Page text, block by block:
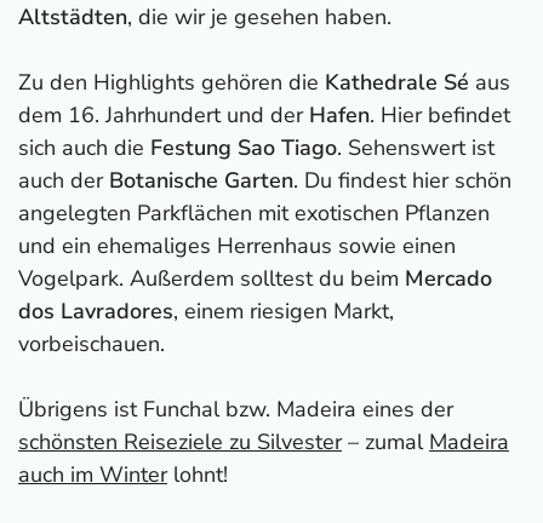
Altstädten, die wir je gesehen haben.
Zu den Highlights gehören die Kathedrale Sé aus
dem 16. Jahrhundert und der Hafen. Hier befindet
sich auch die Festung Sao Tiago. Sehenswert ist
auch der Botanische Garten. Du findest hier schön
angelegten Parkflächen mit exotischen Pflanzen
und ein ehemaliges Herrenhaus sowie einen
Vogelpark. Außerdem solltest du beim Mercado
dos Lavradores, einem riesigen Markt,
vorbeischauen.
Übrigens ist Funchal bzw. Madeira eines der
schönsten Reiseziele zu Silvester– zumal Madeira
auch im Winterlohnt!